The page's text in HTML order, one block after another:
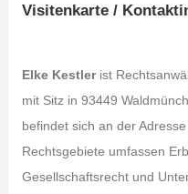
Visitenkarte /
Elke Kestlerist
mit Sitz in 93449
befindet sich an der
Rechtsgebiete umfassen
Gesellschaftsrecht und